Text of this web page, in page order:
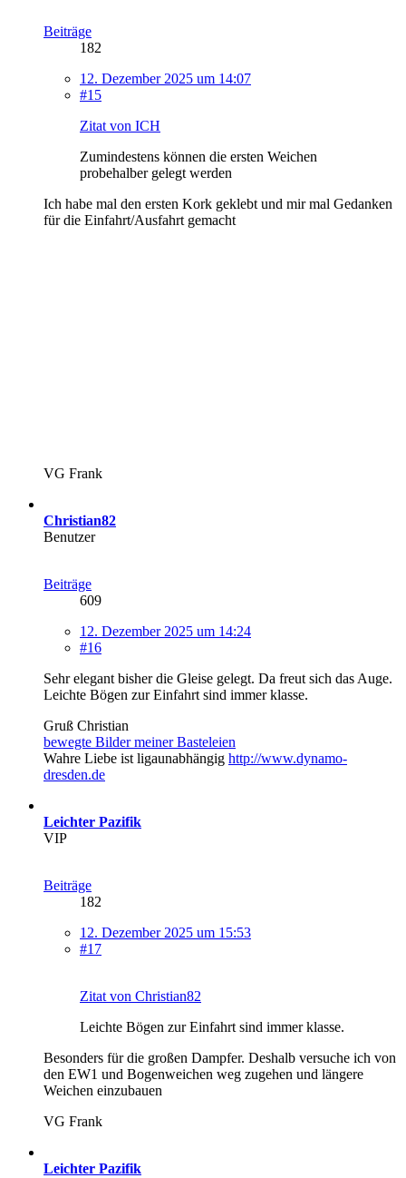
Beiträge
182
12. Dezember 2025 um 14:07
#15
Zitat von ICH
Zumindestens können die ersten Weichen
probehalber gelegt werden
Ich habe mal den ersten Kork geklebt und mir mal Gedanken
für die Einfahrt/Ausfahrt gemacht
VG Frank
Christian82
Benutzer
Beiträge
609
12. Dezember 2025 um 14:24
#16
Sehr elegant bisher die Gleise gelegt. Da freut sich das Auge.
Leichte Bögen zur Einfahrt sind immer klasse.
Gruß Christian
bewegte Bilder meiner Basteleien
Wahre Liebe ist ligaunabhängig http://www.dynamo-
dresden.de
Leichter Pazifik
VIP
Beiträge
182
12. Dezember 2025 um 15:53
#17
Zitat von Christian82
Leichte Bögen zur Einfahrt sind immer klasse.
Besonders für die großen Dampfer. Deshalb versuche ich von
den EW1 und Bogenweichen weg zugehen und längere
Weichen einzubauen
VG Frank
Leichter Pazifik